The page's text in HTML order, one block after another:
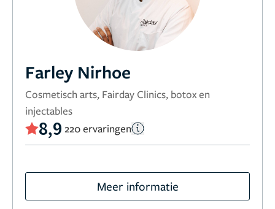
Farley Nirhoe
Cosmetisch arts, Fairday Clinics, botox en
injectables
8,9 220 ervaringen
Meer informatie